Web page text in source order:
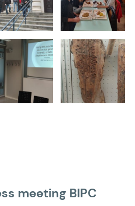
meeting BIPC